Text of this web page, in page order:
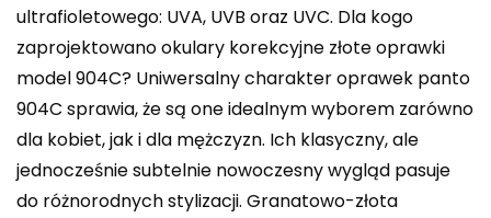
ultrafioletowego: UVA, UVB oraz UVC. Dla kogo
zaprojektowano okulary korekcyjne złote oprawki
model 904C? Uniwersalny charakter oprawek panto
904C sprawia, że są one idealnym wyborem zarówno
dla kobiet, jak i dla mężczyzn. Ich klasyczny, ale
jednocześnie subtelnie nowoczesny wygląd pasuje
do różnorodnych stylizacji. Granatowo-złota